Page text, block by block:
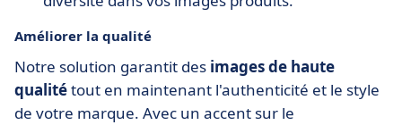
Améliorer la qualité
Notre solution garantit des images de haute
qualitétout en maintenant l'authenticité et le style
de votre marque. Avec un accent sur le